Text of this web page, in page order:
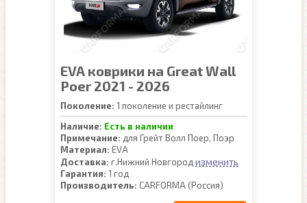
EVA коврики на Great Wall
Poer 2021 - 2026
Поколение: 1 поколение и рестайлинг
Наличие: Есть в наличии
Примечание: для Грейт Волл Поер, Поэр
Материал: EVA
Доставка: г.Нижний Новгород изменить
Гарантия: 1 год
Производитель: CARFORMA (Россия)